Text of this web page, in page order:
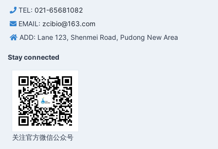
TEL: 021-65681082
EMAIL: zcibio@163.com
ADD: Lane 123, Shenmei Road, Pudong New Area
Stay connected
关注官方微信公众号